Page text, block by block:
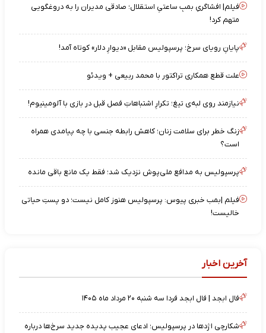
فیلم| افشاگریِ بمبِ ساعتیِ استقلال؛ صادقی مدیران را به دروغگویی
متهم کرد!
پایانِ رویای سرخ؛ پرسپولیس مقابل «دیوارِ دلار» کوتاه آمد!
علت قطع همکاری تراکتور با محمد ربیعی + ویدئو
نیازمند روی لبه‌ی تیغ؛ تکرارِ اشتباهاتِ فصل قبل در بازی با آلومینیوم!
زنگ خطر برای سلامت زنان؛ کاهش رابطه جنسی با چه پیامدی همراه
است؟
پرسپولیس به مدافع ملی‌پوش نزدیک شد؛ فقط یک مانع باقی مانده
فیلم |بمب خبری پیوس: پرسپولیس هنوز کامل نیست؛ دو پستِ حیاتی
خالیست!
آخرین اخبار
فال ابجد | فال ابجد فردا سه شنبه ۲۰ مرداد ماه ۱۴۰۵
شکارچی اژدها در پرسپولیس؛ ادعای عجیب پدیده جدید سرخ‌ها درباره